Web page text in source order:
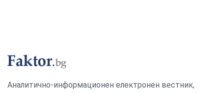
Аналитично-информационен електронен вестник,